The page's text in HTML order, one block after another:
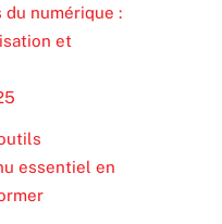
numérique :
et
essentiel en